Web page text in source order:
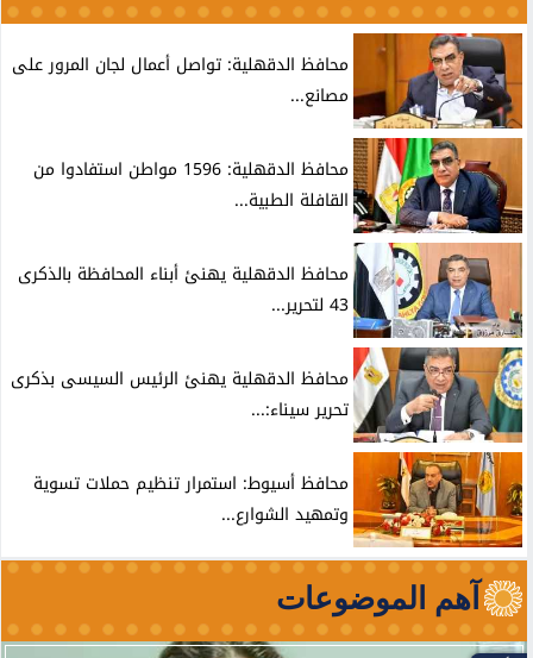
محافظ الدقهلية: تواصل أعمال لجان المرور على
مصانع...
محافظ الدقهلية: 1596 مواطن استفادوا من
القافلة الطبية...
محافظ الدقهلية يهنئ أبناء المحافظة بالذكرى
43 لتحرير...
محافظ الدقهلية يهنئ الرئيس السيسى بذكرى
تحرير سيناء:...
محافظ أسيوط: استمرار تنظيم حملات تسوية
وتمهيد الشوارع...
آهم الموضوعات